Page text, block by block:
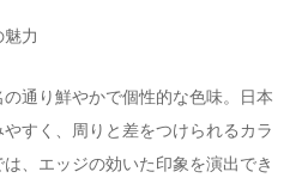
力
通り鮮やかで個性的な色味。日本
すく、周りと差をつけられるカラ
、エッジの効いた印象を演出でき